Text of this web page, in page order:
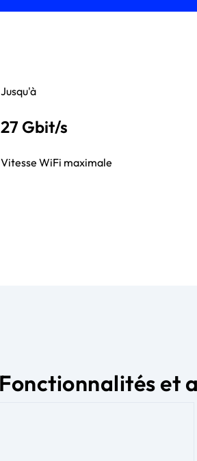
Jusqu'à
27 Gbit/s
Vitesse WiFi maximale
Fonctionnalités et